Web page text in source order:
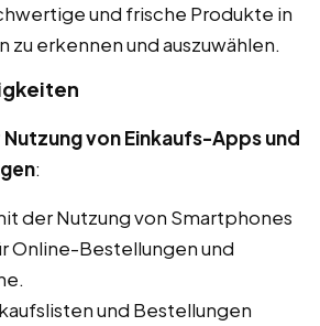
und frische Produkte in
zu erkennen und auszuwählen.
Nutzung von Einkaufs-Apps und
:
der Nutzung von Smartphones
Online-Bestellungen und
und Bestellungen